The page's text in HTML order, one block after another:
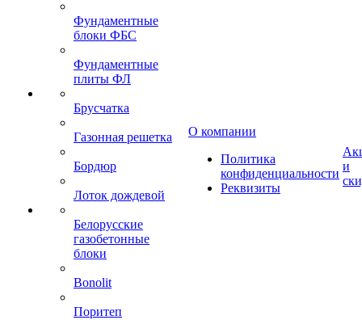
Фундаментные
блоки ФБС
Фундаментные
плиты ФЛ
Брусчатка
Газонная решетка
Бордюр
Лоток дождевой
Белорусские
газобетонные
блоки
Bonolit
Поритеп
О компании
Политика
конфиденциальности
Реквизиты
и